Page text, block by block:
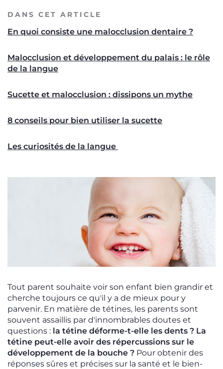
DANS CET ARTICLE
En quoi consiste une malocclusion dentaire ?
Malocclusion et développement du palais : le rôle
de la langue
Sucette et malocclusion : dissipons un mythe
8 conseils pour bien utiliser la sucette
Les curiosités de la langue
Tout parent souhaite voir son enfant bien grandir et
cherche toujours ce qu'il y a de mieux pour y
parvenir. En matière de tétines, les parents sont
souvent assaillis par d'innombrables doutes et
questions : la tétine déforme-t-elle les dents ? La
tétine peut-elle avoir des répercussions sur le
développement de la bouche ? Pour obtenir des
réponses sûres et précises sur la santé et le bien-